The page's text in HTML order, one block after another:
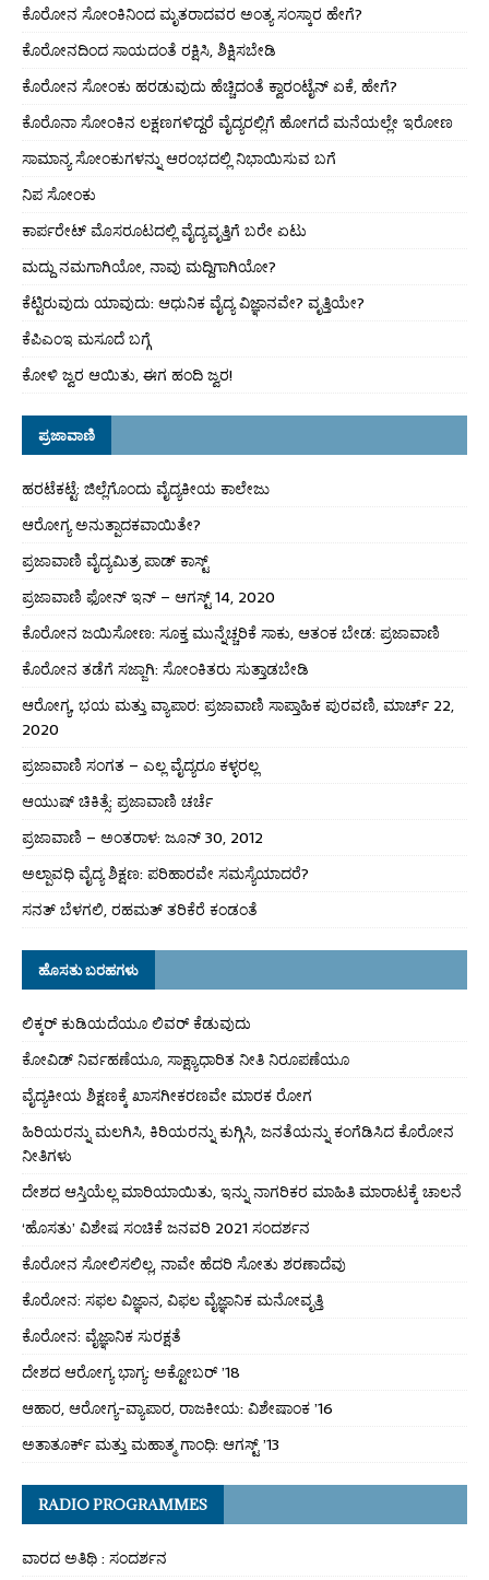
ಕೊರೋನ ಸೋಂಕಿನಿಂದ ಮೃತರಾದವರ ಅಂತ್ಯ ಸಂಸ್ಕಾರ ಹೇಗೆ?
ಕೊರೋನದಿಂದ ಸಾಯದಂತೆ ರಕ್ಷಿಸಿ, ಶಿಕ್ಷಿಸಬೇಡಿ
ಕೊರೋನ ಸೋಂಕು ಹರಡುವುದು ಹೆಚ್ಚಿದಂತೆ ಕ್ವಾರಂಟೈನ್ ಏಕೆ, ಹೇಗೆ?
ಕೊರೊನಾ ಸೋಂಕಿನ ಲಕ್ಷಣಗಳಿದ್ದರೆ ವೈದ್ಯರಲ್ಲಿಗೆ ಹೋಗದೆ ಮನೆಯಲ್ಲೇ ಇರೋಣ
ಸಾಮಾನ್ಯ ಸೋಂಕುಗಳನ್ನು ಆರಂಭದಲ್ಲಿ ನಿಭಾಯಿಸುವ ಬಗೆ
ನಿಪ ಸೋಂಕು
ಕಾರ್ಪರೇಟ್ ಮೊಸರೂಟದಲ್ಲಿ ವೈದ್ಯವೃತ್ತಿಗೆ ಬರೇ ಏಟು
ಮದ್ದು ನಮಗಾಗಿಯೋ, ನಾವು ಮದ್ದಿಗಾಗಿಯೋ?
ಕೆಟ್ಟಿರುವುದು ಯಾವುದು: ಆಧುನಿಕ ವೈದ್ಯ ವಿಜ್ಞಾನವೇ? ವೃತ್ತಿಯೇ?
ಕೆಪಿಎಂಇ ಮಸೂದೆ ಬಗ್ಗೆ
ಕೋಳಿ ಜ್ವರ ಆಯಿತು, ಈಗ ಹಂದಿ ಜ್ವರ!
ಪ್ರಜಾವಾಣಿ
ಹರಟೆಕಟ್ಟೆ: ಜಿಲ್ಲೆಗೊಂದು ವೈದ್ಯಕೀಯ ಕಾಲೇಜು
ಆರೋಗ್ಯ ಅನುತ್ಪಾದಕವಾಯಿತೇ?
ಪ್ರಜಾವಾಣಿ ವೈದ್ಯಮಿತ್ರ ಪಾಡ್ ಕಾಸ್ಟ್
ಪ್ರಜಾವಾಣಿ ಫೋನ್ ಇನ್ – ಆಗಸ್ಟ್ 14, 2020
ಕೊರೋನ ಜಯಿಸೋಣ: ಸೂಕ್ತ ಮುನ್ನೆಚ್ಚರಿಕೆ ಸಾಕು, ಆತಂಕ ಬೇಡ: ಪ್ರಜಾವಾಣಿ
ಕೊರೋನ ತಡೆಗೆ ಸಜ್ಜಾಗಿ: ಸೋಂಕಿತರು ಸುತ್ತಾಡಬೇಡಿ
ಆರೋಗ್ಯ, ಭಯ ಮತ್ತು ವ್ಯಾಪಾರ: ಪ್ರಜಾವಾಣಿ ಸಾಪ್ತಾಹಿಕ ಪುರವಣಿ, ಮಾರ್ಚ್ 22,
2020
ಪ್ರಜಾವಾಣಿ ಸಂಗತ – ಎಲ್ಲ ವೈದ್ಯರೂ ಕಳ್ಳರಲ್ಲ
ಆಯುಷ್ ಚಿಕಿತ್ಸೆ: ಪ್ರಜಾವಾಣಿ ಚರ್ಚೆ
ಪ್ರಜಾವಾಣಿ – ಅಂತರಾಳ: ಜೂನ್ 30, 2012
ಅಲ್ಪಾವಧಿ ವೈದ್ಯ ಶಿಕ್ಷಣ: ಪರಿಹಾರವೇ ಸಮಸ್ಯೆಯಾದರೆ?
ಸನತ್ ಬೆಳಗಲಿ, ರಹಮತ್ ತರಿಕೆರೆ ಕಂಡಂತೆ
ಹೊಸತು ಬರಹಗಳು
ಲಿಕ್ಕರ್ ಕುಡಿಯದೆಯೂ ಲಿವರ್ ಕೆಡುವುದು
ಕೋವಿಡ್ ನಿರ್ವಹಣೆಯೂ, ಸಾಕ್ಷ್ಯಾಧಾರಿತ ನೀತಿ ನಿರೂಪಣೆಯೂ
ವೈದ್ಯಕೀಯ ಶಿಕ್ಷಣಕ್ಕೆ ಖಾಸಗೀಕರಣವೇ ಮಾರಕ ರೋಗ
ಹಿರಿಯರನ್ನು ಮಲಗಿಸಿ, ಕಿರಿಯರನ್ನು ಕುಗ್ಗಿಸಿ, ಜನತೆಯನ್ನು ಕಂಗೆಡಿಸಿದ ಕೊರೋನ
ನೀತಿಗಳು
ದೇಶದ ಆಸ್ತಿಯೆಲ್ಲ ಮಾರಿಯಾಯಿತು, ಇನ್ನು ನಾಗರಿಕರ ಮಾಹಿತಿ ಮಾರಾಟಕ್ಕೆ ಚಾಲನೆ
‘ಹೊಸತು’ ವಿಶೇಷ ಸಂಚಿಕೆ ಜನವರಿ 2021 ಸಂದರ್ಶನ
ಕೊರೋನ ಸೋಲಿಸಲಿಲ್ಲ, ನಾವೇ ಹೆದರಿ ಸೋತು ಶರಣಾದೆವು
ಕೊರೋನ: ಸಫಲ ವಿಜ್ಞಾನ, ವಿಫಲ ವೈಜ್ಞಾನಿಕ ಮನೋವೃತ್ತಿ
ಕೊರೋನ: ವೈಜ್ಞಾನಿಕ ಸುರಕ್ಷತೆ
ದೇಶದ ಆರೋಗ್ಯ ಭಾಗ್ಯ: ಅಕ್ಟೋಬರ್ ’18
ಆಹಾರ, ಆರೋಗ್ಯ-ವ್ಯಾಪಾರ, ರಾಜಕೀಯ: ವಿಶೇಷಾಂಕ ’16
ಅತಾತೂರ್ಕ್ ಮತ್ತು ಮಹಾತ್ಮ ಗಾಂಧಿ: ಆಗಸ್ಟ್ ’13
RADIO PROGRAMMES
ವಾರದ ಅತಿಥಿ : ಸಂದರ್ಶನ